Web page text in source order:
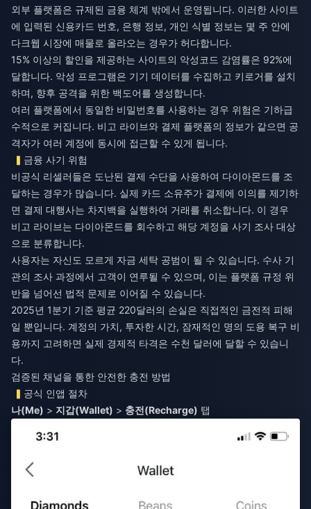
외부 플랫폼은 규제된 금융 체계 밖에서 운영됩니다. 이러한 사이트
에 입력된 신용카드 번호, 은행 정보, 개인 식별 정보는 몇 주 안에
다크웹 시장에 매물로 올라오는 경우가 허다합니다.
15% 이상의 할인을 제공하는 사이트의 악성코드 감염률은 92%에
달합니다. 악성 프로그램은 기기 데이터를 수집하고 키로거를 설치
하며, 향후 공격을 위한 백도어를 생성합니다.
여러 플랫폼에서 동일한 비밀번호를 사용하는 경우 위험은 기하급
수적으로 커집니다. 비고 라이브와 결제 플랫폼의 정보가 같으면 공
격자가 여러 계정에 동시에 접근할 수 있게 됩니다.
금융 사기 위험
비공식 리셀러들은 도난된 결제 수단을 사용하여 다이아몬드를 조
달하는 경우가 많습니다. 실제 카드 소유주가 결제에 이의를 제기하
면 결제 대행사는 차지백을 실행하여 거래를 취소합니다. 이 경우
비고 라이브는 다이아몬드를 회수하고 해당 계정을 사기 조사 대상
으로 분류합니다.
사용자는 자신도 모르게 자금 세탁 공범이 될 수 있습니다. 수사 기
관의 조사 과정에서 고객이 연루될 수 있으며, 이는 플랫폼 규정 위
반을 넘어선 법적 문제로 이어질 수 있습니다.
2025년 1분기 기준 평균 220달러의 손실은 직접적인 금전적 피해
일 뿐입니다. 계정의 가치, 투자한 시간, 잠재적인 명의 도용 복구 비
용까지 고려하면 실제 경제적 타격은 수천 달러에 달할 수 있습니
다.
검증된 채널을 통한 안전한 충전 방법
공식 인앱 절차
나(Me) > 지갑(Wallet) > 충전(Recharge) 탭